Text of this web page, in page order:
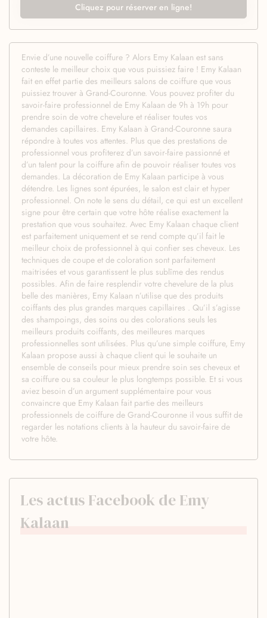
Cliquez pour réserver en ligne!
Envie d’une nouvelle coiffure ? Alors Emy Kalaan est sans
conteste le meilleur choix que vous puissiez faire ! Emy Kalaan
fait en effet partie des meilleurs salons de coiffure que vous
puissiez trouver à Grand-Couronne. Vous pouvez profiter du
savoir-faire professionnel de Emy Kalaan de 9h à 19h pour
prendre soin de votre chevelure et réaliser toutes vos
demandes capillaires. Emy Kalaan à Grand-Couronne saura
répondre à toutes vos attentes. Plus que des prestations de
professionnel vous profiterez d’un savoir-faire passionné et
d’un talent pour la coiffure afin de pouvoir réaliser toutes vos
demandes. La décoration de Emy Kalaan participe à vous
détendre. Les lignes sont épurées, le salon est clair et hyper
professionnel. On note le sens du détail, ce qui est un excellent
signe pour être certain que votre hôte réalise exactement la
prestation que vous souhaitez. Avec Emy Kalaan chaque client
est parfaitement uniquement et se rend compte qu’il fait le
meilleur choix de professionnel à qui confier ses cheveux. Les
techniques de coupe et de coloration sont parfaitement
maitrisées et vous garantissent le plus sublîme des rendus
possibles. Afin de faire resplendir votre chevelure de la plus
belle des manières, Emy Kalaan n’utilise que des produits
coiffants des plus grandes marques capillaires . Qu’il s’agisse
des shampoings, des soins ou des colorations seuls les
meilleurs produits coiffants, des meilleures marques
professionnelles sont utilisées. Plus qu’une simple coiffure, Emy
Kalaan propose aussi à chaque client qui le souhaite un
ensemble de conseils pour mieux prendre soin ses cheveux et
sa coiffure ou sa couleur le plus longtemps possible. Et si vous
aviez besoin d’un argument supplémentaire pour vous
convaincre que Emy Kalaan fait partie des meilleurs
professionnels de coiffure de Grand-Couronne il vous suffit de
regarder les notations clients à la hauteur du savoir-faire de
votre hôte.
Les actus Facebook de Emy
Kalaan